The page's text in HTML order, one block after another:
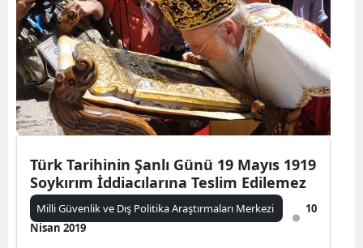
Türk Tarihinin Şanlı Günü 19 Mayıs 1919
Soykırım İddiacılarına Teslim Edilemez
Milli Güvenlik ve Dış Politika Araştırmaları Merkezi
10
Nisan 2019